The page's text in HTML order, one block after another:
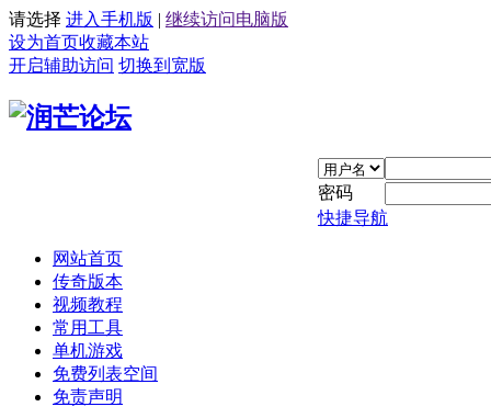
请选择 进入手机版 | 继续访问电脑版
设为首页收藏本站
开启辅助访问 切换到宽版
密码
快捷导航
网站首页
传奇版本
视频教程
常用工具
单机游戏
免费列表空间
免责声明